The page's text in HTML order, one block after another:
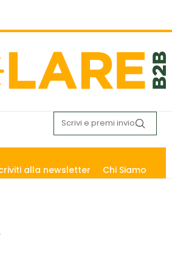
alla newsletter Chi Siamo